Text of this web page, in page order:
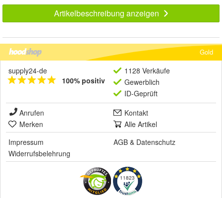
Artikelbeschreibung anzeigen
Gold
supply24-de
100% positiv
1128 Verkäufe
Gewerblich
ID-Geprüft
Anrufen
Kontakt
Merken
Alle Artikel
Impressum
AGB & Datenschutz
Widerrufsbelehrung
11823